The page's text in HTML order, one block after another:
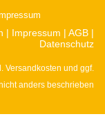
| Impressum | AGB |
Datenschutz
Versandkosten und ggf.
anders beschrieben